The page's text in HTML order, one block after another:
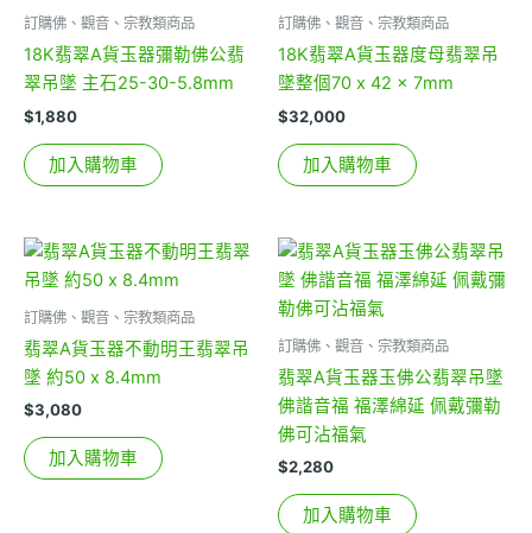
訂購佛、觀音、宗教類商品
18K翡翠A貨玉器彌勒佛公翡
翠吊墜 主石25-30-5.8mm
$1,880
加入購物車
訂購佛、觀音、宗教類商品
18K翡翠A貨玉器度母翡翠吊
墜整個70 x 42 x 7mm
$32,000
加入購物車
訂購佛、觀音、宗教類商品
翡翠A貨玉器不動明王翡翠吊
墜 約50 x 8.4mm
$3,080
加入購物車
訂購佛、觀音、宗教類商品
翡翠A貨玉器玉佛公翡翠吊墜
佛諧音福 福澤綿延 佩戴彌勒
佛可沾福氣
$2,280
加入購物車